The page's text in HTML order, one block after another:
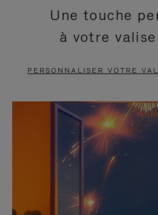
EN
PAUSE,
APPUYEZ
POUR
METTRE
PAUSE
VIDÉO
EST
CLIQUER
POUR
RÉACTIVER
LE
SON
Une touche
à votre
PERSONNALISER VOTRE